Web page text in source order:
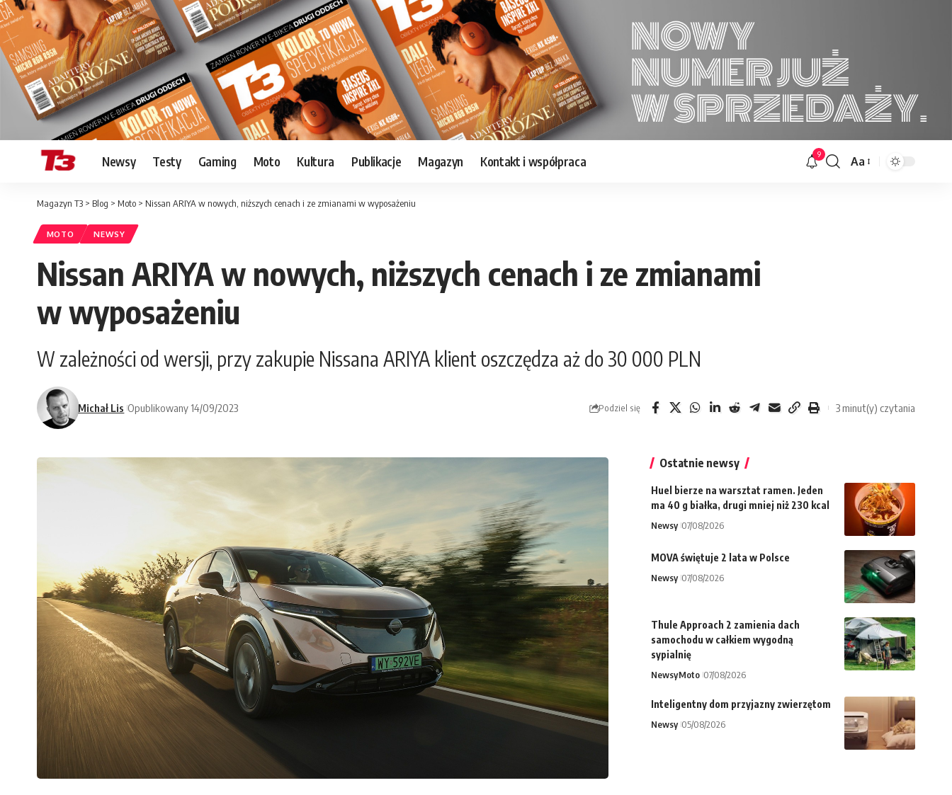
Newsy Testy Gaming Moto Kultura Publikacje Magazyn Kontakt i współpraca 9
Font
Aa
Magazyn T3 > Blog > Moto > Nissan ARIYA w nowych, niższych cenach i ze zmianami w wyposażeniu
MOTO NEWSY
Nissan ARIYA w nowych, niższych cenach i ze zmianami
w wyposażeniu
W zależności od wersji, przy zakupie Nissana ARIYA klient oszczędza aż do 30 000 PLN
Michał Lis Opublikowany 14/09/2023 Podziel się 3 minut(y) czytania
Ostatnie newsy
Huel bierze na warsztat ramen. Jeden
ma 40 g białka, drugi mniej niż 230 kcal
Newsy 07/08/2026
MOVA świętuje 2 lata w Polsce
Newsy 07/08/2026
Thule Approach 2 zamienia dach
samochodu w całkiem wygodną
sypialnię
NewsyMoto 07/08/2026
Inteligentny dom przyjazny zwierzętom
Newsy 05/08/2026